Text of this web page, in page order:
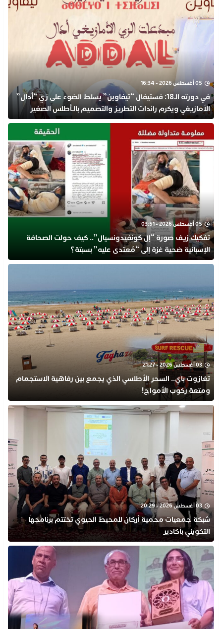
05 أغسطس 2026 - 16:34
في دورته الـ18: فستيفال “تيفاوين” يسلط الضوء على زي “أدال”
الأمازيغي ويكرم رائدات التطريز والتصميم بالـأطلس الصغير
05 أغسطس 2026 - 03:51
تفكيك زيف صورة “إل كونفيدونسيال”.. كيف حولت الصحافة
الإسبانية ضحية غزة إلى “مُعتدى عليه” بسبتة؟
03 أغسطس 2026 - 21:27
تغازوت باي.. السحر الأطلسي الذي يجمع بين رفاهية الاستجمام
ومتعة ركوب الأمواج!
03 أغسطس 2026 - 20:29
شبكة جمعيات محمية أركان للمحيط الحيوي تختتم برنامجها
التكويني بأكادير